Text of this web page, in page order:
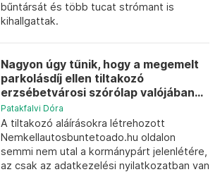
bűntársát és több tucat strómant is
kihallgattak.
Nagyon úgy tűnik, hogy a megemelt
parkolásdíj ellen tiltakozó
erzsébetvárosi szórólap valójában...
Patakfalvi Dóra
A tiltakozó aláírásokra létrehozott
Nemkellautosbuntetoado.hu oldalon
semmi nem utal a kormánypárt jelenlétére,
az csak az adatkezelési nyilatkozatban van